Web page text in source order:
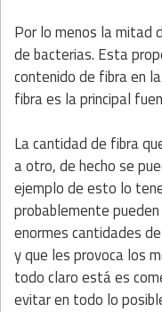
Por lo menos la mitad
de bacterias. Esta
contenido de fibra en
fibra es la principal
La cantidad de fibra
a otro, de hecho se
ejemplo de esto lo
probablemente
enormes cantidades
y que les provoca los
todo claro está es
evitar en todo lo